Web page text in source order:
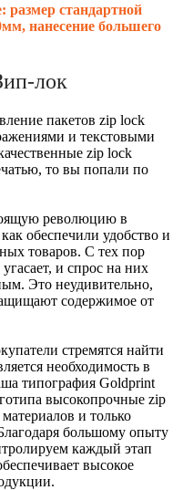
размер стандартной
нанесение большего
лок
пакетов zip lock
и текстовыми
zip lock
то вы попали по
революцию в
обеспечили удобство и
товаров. С тех пор
и спрос на них
Это неудивительно,
содержимое от
стремятся найти
необходимость в
типография Goldprint
высокопрочные zip
и только
большому опыту
каждый этап
высокое